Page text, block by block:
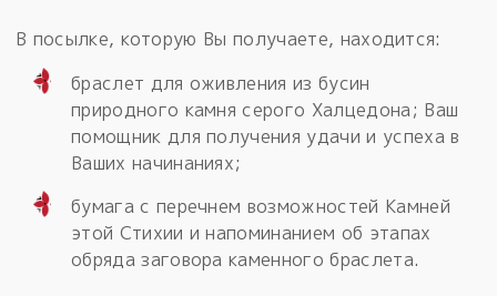
В посылке, которую Вы получаете, находится:
браслет для оживления из бусин
природного камня серого Халцедона; Ваш
помощник для получения удачи и успеха в
Ваших начинаниях;
бумага с перечнем возможностей Камней
этой Стихии и напоминанием об этапах
обряда заговора каменного браслета.